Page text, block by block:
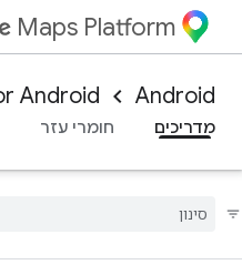
Maps Platform
Android
Android
מדריכים
חומרי עזר